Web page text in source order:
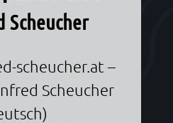
Scheucher
scheucher.at –
Scheucher